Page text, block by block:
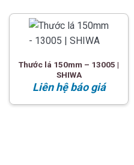
Thước lá 150mm – 13005 |
SHIWA
Liên hệ báo giá